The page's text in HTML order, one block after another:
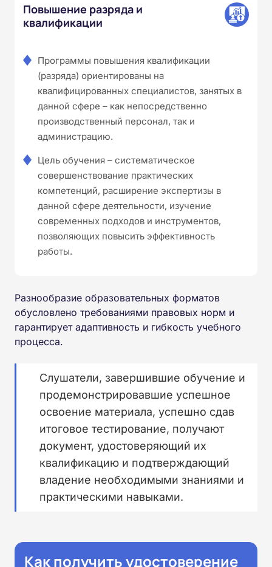
Повышение разряда и
квалификации
Программы повышения квалификации
(разряда) ориентированы на
квалифицированных специалистов, занятых в
данной сфере – как непосредственно
производственный персонал, так и
администрацию.
Цель обучения – систематическое
совершенствование практических
компетенций, расширение экспертизы в
данной сфере деятельности, изучение
современных подходов и инструментов,
позволяющих повысить эффективность
работы.
Разнообразие образовательных форматов
обусловлено требованиями правовых норм и
гарантирует адаптивность и гибкость учебного
процесса.
Слушатели, завершившие обучение и
продемонстрировавшие успешное
освоение материала, успешно сдав
итоговое тестирование, получают
документ, удостоверяющий их
квалификацию и подтверждающий
владение необходимыми знаниями и
практическими навыками.
Как получить удостоверение